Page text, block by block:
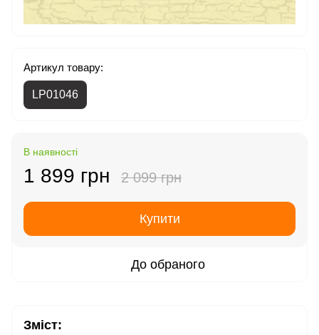
Артикул товару:
LP01046
В наявності
1 899 грн 2 099 грн
Купити
До обраного
Зміст: